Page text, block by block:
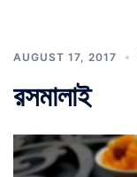
AUGUST 17, 2017
রসমালাই